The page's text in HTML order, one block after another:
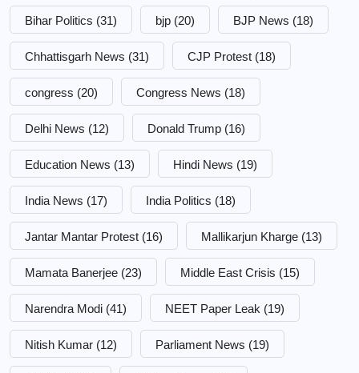
Bihar Politics (31) bjp (20) BJP News (18)
Chhattisgarh News (31) CJP Protest (18)
congress (20) Congress News (18)
Delhi News (12) Donald Trump (16)
Education News (13) Hindi News (19)
India News (17) India Politics (18)
Jantar Mantar Protest (16) Mallikarjun Kharge (13)
Mamata Banerjee (23) Middle East Crisis (15)
Narendra Modi (41) NEET Paper Leak (19)
Nitish Kumar (12) Parliament News (19)